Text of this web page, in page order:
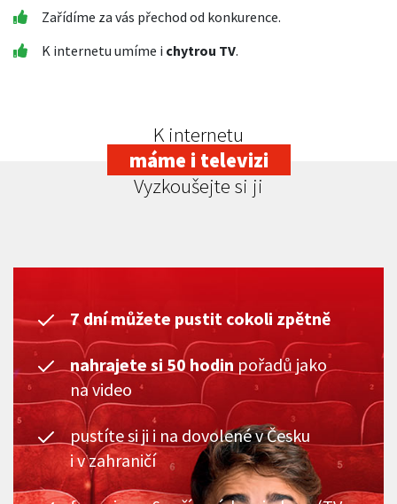
Zařídíme za vás přechod od konkurence.
K internetu umíme i chytrou TV.
K internetu
máme i televizi
Vyzkoušejte si ji
7 dní můžete pustit cokoli zpětně
nahrajete si 50 hodin pořadů jako
na video
pustíte si ji i na dovolené v Česku
i v zahraničí